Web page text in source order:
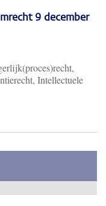
9 december
Intellectuele